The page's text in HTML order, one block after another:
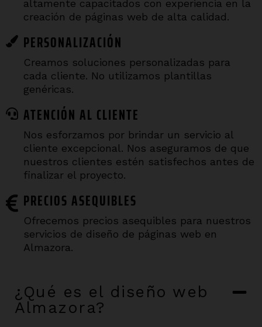
altamente capacitados con experiencia en la
creación de páginas web de alta calidad.
PERSONALIZACIÓN
Creamos soluciones personalizadas para
cada cliente. No utilizamos plantillas
genéricas.
ATENCIÓN AL CLIENTE
Nos esforzamos por brindar un servicio al
cliente excepcional. Nos aseguramos de que
nuestros clientes estén satisfechos antes de
finalizar el proyecto.
PRECIOS ASEQUIBLES
Ofrecemos precios asequibles para nuestros
servicios de diseño de páginas web en
Almazora.
¿Qué es el diseño web
Almazora?